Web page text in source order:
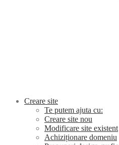
Creare site
Te putem ajuta cu:
Creare site nou
Modificare site existent
Achiziționare domeniu